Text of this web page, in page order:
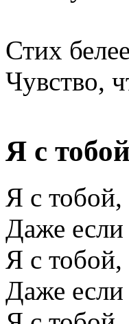
Стих
Чувство,
Я с тобой
Я с тобой,
Даже если
Я с тобой,
Даже если